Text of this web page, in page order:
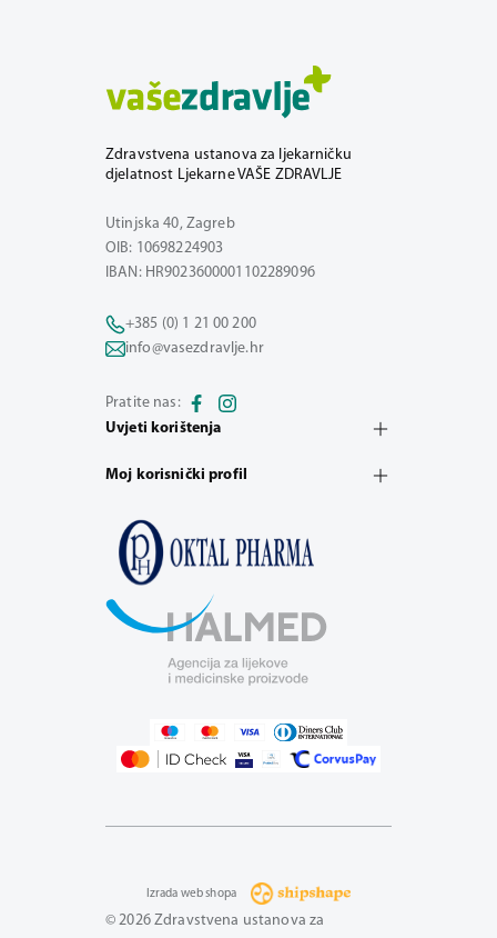
Zdravstvena ustanova za ljekarničku
djelatnost Ljekarne VAŠE ZDRAVLJE
Utinjska 40, Zagreb
OIB: 10698224903
IBAN: HR9023600001102289096
+385 (0) 1 21 00 200
info@vasezdravlje.hr
Pratite nas:
Uvjeti korištenja
Moj korisnički profil
© 2026 Zdravstvena ustanova za
Izrada web shopa